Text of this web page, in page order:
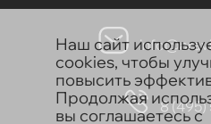
8 (495)
Наш сайт
cookies, чтобы
повысить
Продолжая
вы соглашаетесь с